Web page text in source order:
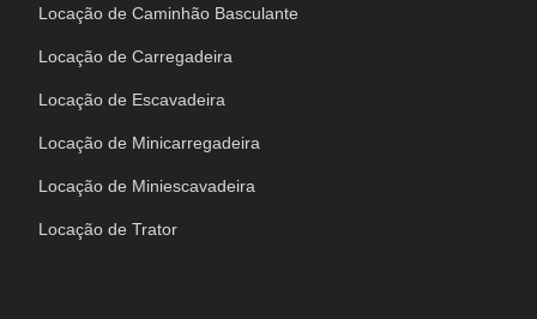
Locação de Caminhão Basculante
Locação de Carregadeira
Locação de Escavadeira
Locação de Minicarregadeira
Locação de Miniescavadeira
Locação de Trator